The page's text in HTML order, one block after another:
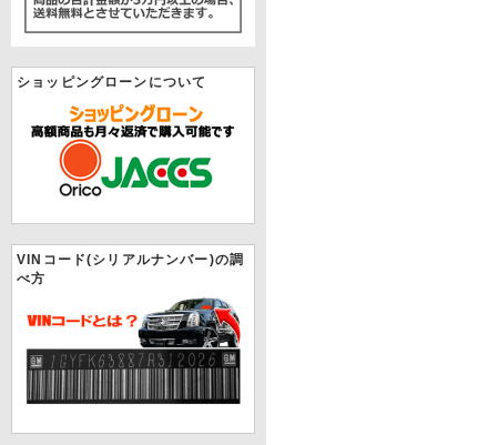
ショッピングローンについて
VINコード(シリアルナンバー)の調
べ方